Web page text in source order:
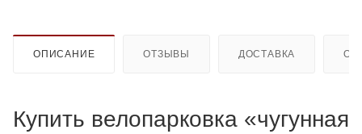
ОПИСАНИЕ ОТЗЫВЫ ДОСТАВКА
Купить велопарковка «чугунная